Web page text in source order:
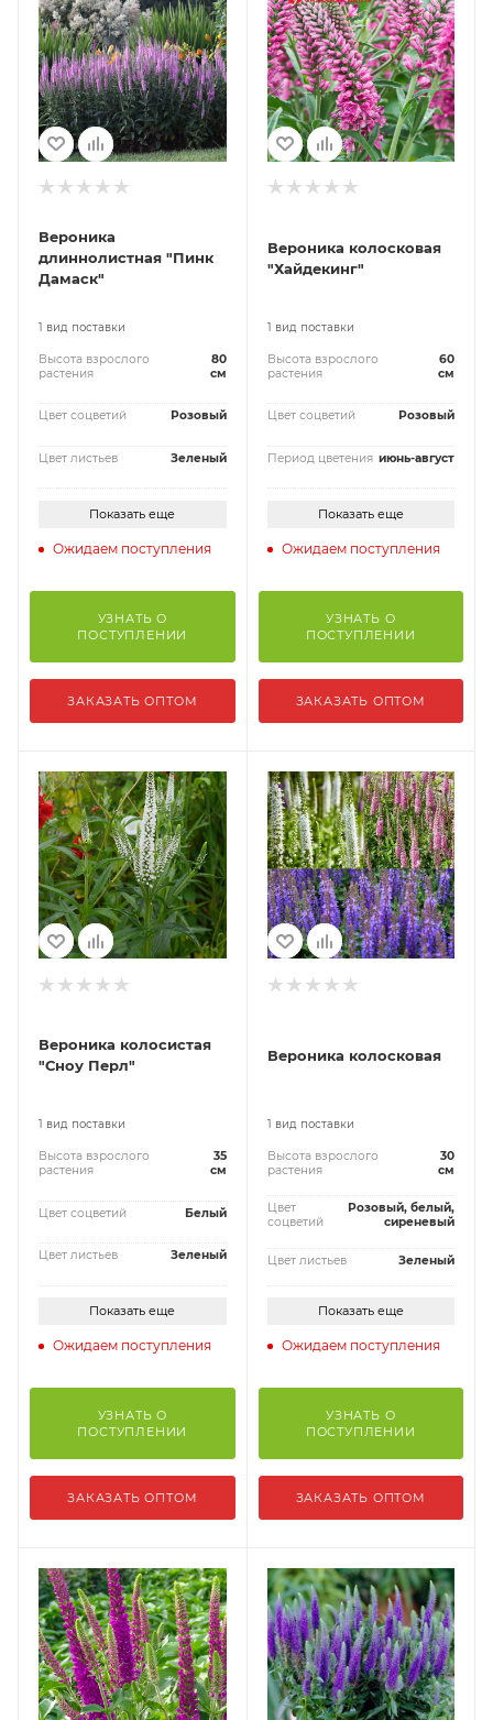
Вероника
длиннолистная "Пинк
Дамаск"
1 вид поставки
Высота взрослого
растения
80
см
Цвет соцветий Розовый
Цвет листьев Зеленый
Показать еще
Ожидаем поступления
УЗНАТЬ О
ПОСТУПЛЕНИИ
ЗАКАЗАТЬ ОПТОМ
Вероника колосковая
"Хайдекинг"
1 вид поставки
Высота взрослого
растения
60
см
Цвет соцветий Розовый
Период цветения июнь-август
Показать еще
Ожидаем поступления
УЗНАТЬ О
ПОСТУПЛЕНИИ
ЗАКАЗАТЬ ОПТОМ
Вероника колосистая
"Сноу Перл"
1 вид поставки
Высота взрослого
растения
35
см
Цвет соцветий Белый
Цвет листьев Зеленый
Показать еще
Ожидаем поступления
УЗНАТЬ О
ПОСТУПЛЕНИИ
ЗАКАЗАТЬ ОПТОМ
Вероника колосковая
1 вид поставки
Высота взрослого
растения
30
см
Цвет
соцветий
Розовый, белый,
сиреневый
Цвет листьев Зеленый
Показать еще
Ожидаем поступления
УЗНАТЬ О
ПОСТУПЛЕНИИ
ЗАКАЗАТЬ ОПТОМ